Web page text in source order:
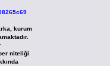
kurum
niteliği